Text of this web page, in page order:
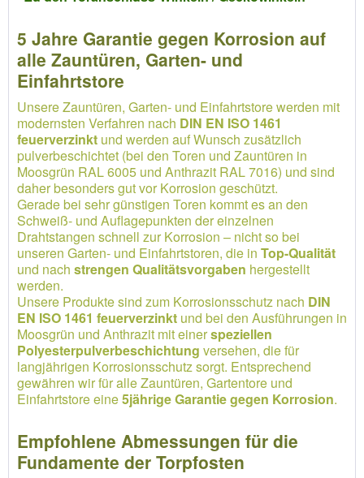
5 Jahre Garantie gegen Korrosion auf
alle Zauntüren, Garten- und
Einfahrtstore
Unsere Zauntüren, Garten- und Einfahrtstore werden mit
modernsten Verfahren nach DIN EN ISO 1461
feuerverzinkt und werden auf Wunsch zusätzlich
pulverbeschichtet (bei den Toren und Zauntüren in
Moosgrün RAL 6005 und Anthrazit RAL 7016) und sind
daher besonders gut vor Korrosion geschützt.
Gerade bei sehr günstigen Toren kommt es an den
Schweiß- und Auflagepunkten der einzelnen
Drahtstangen schnell zur Korrosion – nicht so bei
unseren Garten- und Einfahrtstoren, die in Top-Qualität
und nach strengen Qualitätsvorgaben hergestellt
werden.
Unsere Produkte sind zum Korrosionsschutz nach DIN
EN ISO 1461 feuerverzinkt und bei den Ausführungen in
Moosgrün und Anthrazit mit einerspeziellen
Polyesterpulverbeschichtung versehen, die für
langjährigen Korrosionsschutz sorgt. Entsprechend
gewähren wir für alle Zauntüren, Gartentore und
Einfahrtstore eine5jährige Garantie gegen Korrosion.
Empfohlene Abmessungen für die
Fundamente der Torpfosten